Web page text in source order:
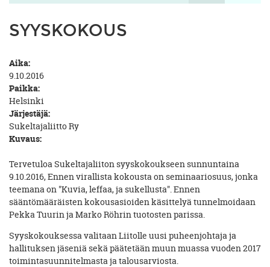
SYYSKOKOUS
Aika:
9.10.2016
Paikka:
Helsinki
Järjestäjä:
Sukeltajaliitto Ry
Kuvaus:
Tervetuloa Sukeltajaliiton syyskokoukseen sunnuntaina
9.10.2016, Ennen virallista kokousta on seminaariosuus, jonka
teemana on "Kuvia, leffaa, ja sukellusta". Ennen
sääntömääräisten kokousasioiden käsittelyä tunnelmoidaan
Pekka Tuurin ja Marko Röhrin tuotosten parissa.
Syyskokouksessa valitaan Liitolle uusi puheenjohtaja ja
hallituksen jäseniä sekä päätetään muun muassa vuoden 2017
toimintasuunnitelmasta ja talousarviosta.